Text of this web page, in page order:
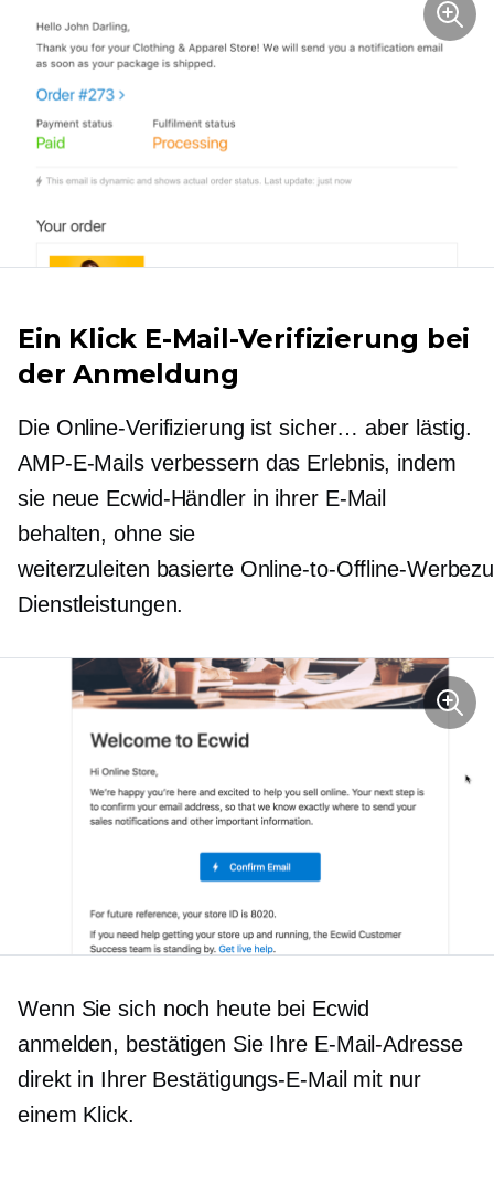
Ein Klick E-Mail-Verifizierung bei
der Anmeldung
Die Online-Verifizierung ist sicher… aber lästig.
AMP-E-Mails verbessern das Erlebnis, indem
sie neue Ecwid-Händler in ihrer E-Mail
behalten, ohne sie
weiterzuleiten basierte Online-to-Offline-
Dienstleistungen.
Wenn Sie sich noch heute bei Ecwid
anmelden, bestätigen Sie Ihre E-Mail-Adresse
direkt in Ihrer Bestätigungs-E-Mail mit nur
einem Klick.